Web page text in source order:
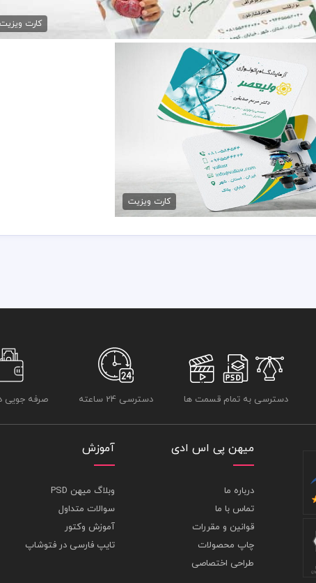
کارت ویزیت
کارت ویزیت آزمایشگاه مدرن psd
79,000 تومان
کارت ویزیت
دسترسی به تمام قسمت ها دسترسی 24 ساعته صرفه جویی
میهن پی اس ادی
درباره ما
تماس با ما
قوانین و مقررات
چاپ محصولات
طراحی اختصاصی
آموزش
وبلاگ میهن PSD
سوالات متداول
آموزش وکتور
تایپ فارسی در فتوشاپ